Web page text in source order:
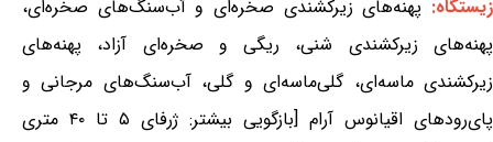
زیستگاه: پهنه‌های زیرکشندی صخره‌ای و آب‌سنگ‌های صخره‌ای،
پهنه‌های زیرکشندی شنی، ریگی و صخره‌ای آزاد، پهنه‌های
زیرکشندی ماسه‌ای، گلی‌ماسه‌ای و گلی، آب‌سنگ‌های مرجانی و
پای‌رودهای اقیانوس آرام [بازگویی بیشتر: ژرفای ۵ تا ۴۰ متری